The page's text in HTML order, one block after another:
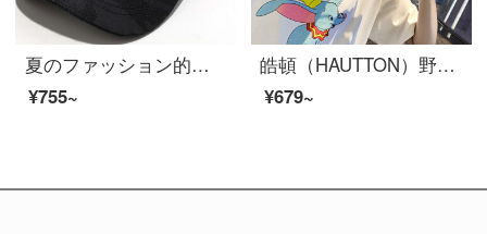
夏のファッション的な夏の半网帽子ファッションmy立体刺繍ハンチングハットカップルの金字-黒は調節できます。
¥755~
皓頓（HAUTTON）野球帽男女兼用非優勝カップル帽子男性のつばが曲がっているアヒルの舌帽子太陽帽子男性9493 MZ 048白
¥679~